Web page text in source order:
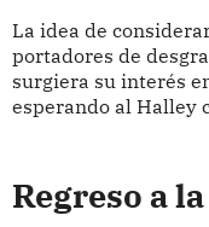
La idea de
portadores de
surgiera su interés
esperando al Halley
Regreso a